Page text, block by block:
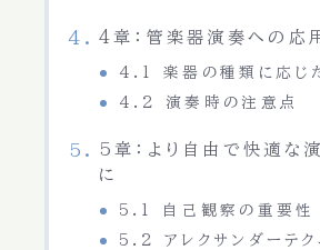
4章：管楽器演奏への応
4.1 楽器の種類に応じ
4.2 演奏時の注意点
5章：より自由で快適な
に
5.1 自己観察の重要性
5.2 アレクサンダーテク